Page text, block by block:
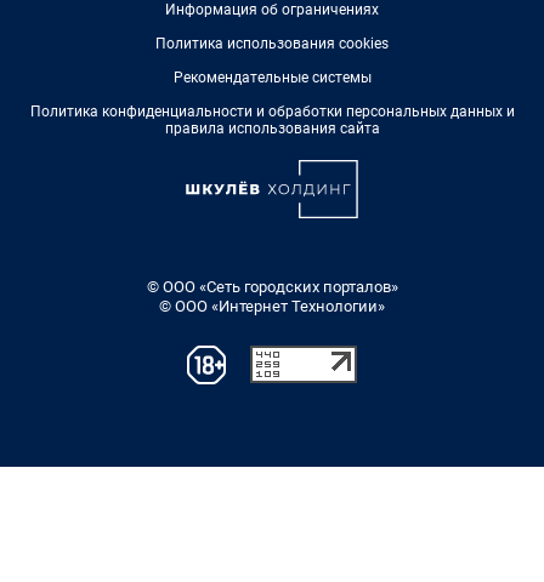
Информация об ограничениях
Политика использования cookies
Рекомендательные системы
Политика конфиденциальности и обработки персональных данных и
правила использования сайта
© ООО «Сеть городских порталов»
© ООО «Интернет Технологии»